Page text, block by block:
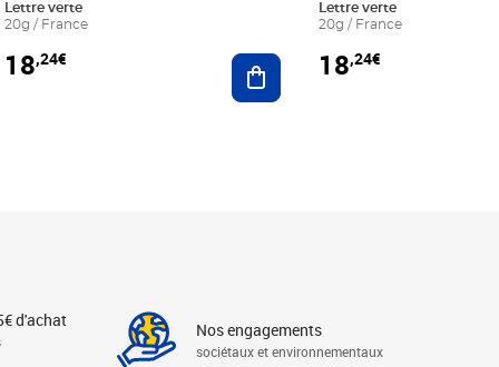
au panier
Lettre verte
20g / France
18,24€ Ajouter au panier
Lettre verte
20g / France
18,24€
d'achat Nos engagements
sociétaux et environnementaux